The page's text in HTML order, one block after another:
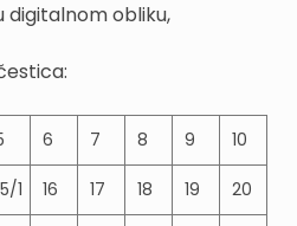
digitalnom obliku,
6 7 8 9 10
1 16 17 18 19 20